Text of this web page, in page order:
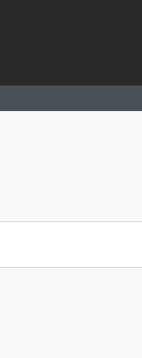
in browse page